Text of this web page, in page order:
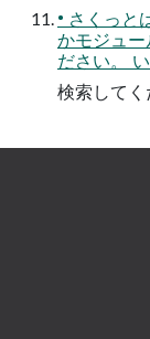
• さくっと
かモジュ
ださい。
検索してく